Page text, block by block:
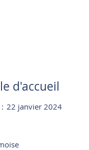
d'accueil
:22 janvier 2024